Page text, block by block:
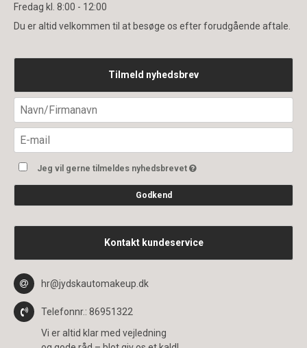
Fredag kl. 8:00 - 12:00
Du er altid velkommen til at besøge os efter forudgående aftale.
Tilmeld nyhedsbrev
Jeg vil gerne tilmeldes nyhedsbrevet
Godkend
Kontakt kundeservice
hr@jydskautomakeup.dk
Telefonnr.: 86951322
Vi er altid klar med vejledning